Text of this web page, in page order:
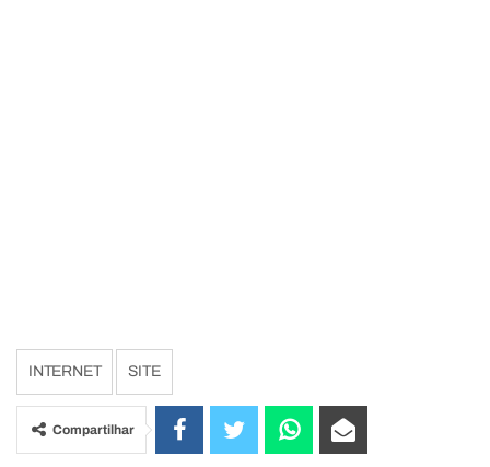
INTERNET SITE
Compartilhar